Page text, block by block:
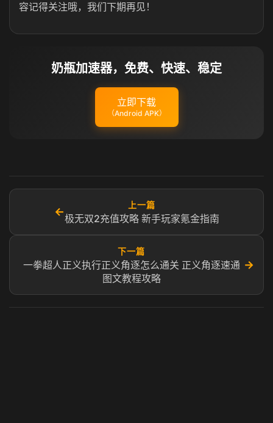
容记得关注哦，我们下期再见！
奶瓶加速器，免费、快速、稳定
立即下载
（Android APK）
←
上一篇
极无双2充值攻略 新手玩家氪金指南
下一篇
一拳超人正义执行正义角逐怎么通关 正义角逐速通
图文教程攻略
→